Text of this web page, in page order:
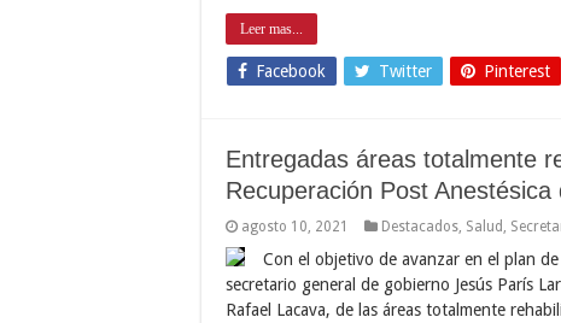
Leer mas...
Facebook Twitter Pinterest
Entregadas áreas totalmente
Recuperación Post Anestésica
agosto 10, 2021 Destacados Salud
Con el objetivo de avanzar en el plan
secretario general de gobierno Jesús París
Rafael Lacava, de las áreas totalmente